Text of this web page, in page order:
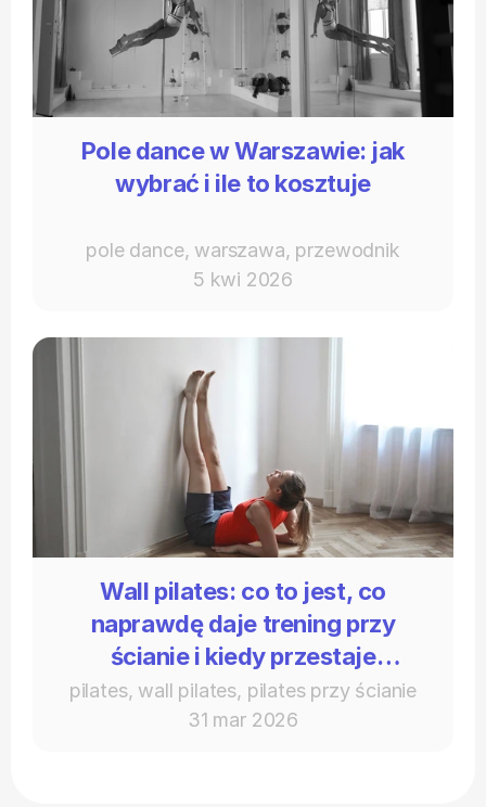
Pole dance w Warszawie: jak
wybrać i ile to kosztuje
pole dance, warszawa, przewodnik
5 kwi 2026
Wall pilates: co to jest, co
naprawdę daje trening przy
ścianie i kiedy przestaje
wystarczać
pilates, wall pilates, pilates przy ścianie
31 mar 2026